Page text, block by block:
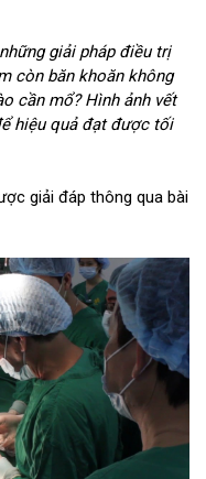
giải pháp điều trị
còn băn khoăn không
cần mổ? Hình ảnh vết
hiệu quả đạt được tối
giải đáp thông qua bài